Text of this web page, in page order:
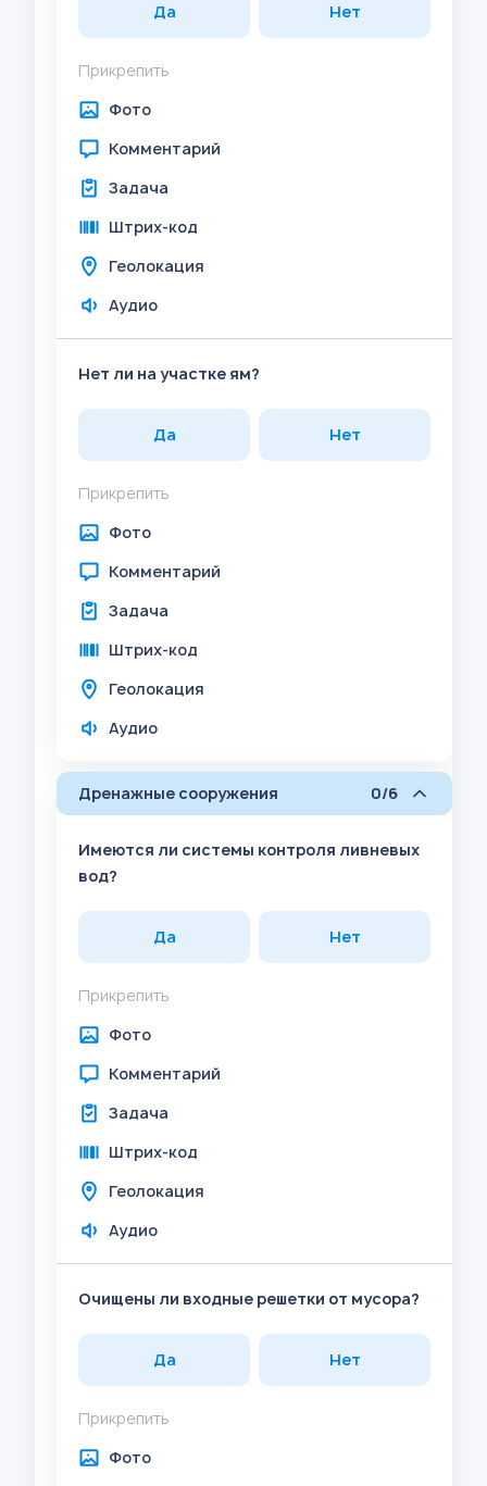
Да Нет
Прикрепить
Фото
Комментарий
Задача
Штрих-код
Геолокация
Аудио
Нет ли на участке ям?
Да Нет
Прикрепить
Фото
Комментарий
Задача
Штрих-код
Геолокация
Аудио
Дренажные сооружения 0/6
Имеются ли системы контроля ливневых
вод?
Да Нет
Прикрепить
Фото
Комментарий
Задача
Штрих-код
Геолокация
Аудио
Очищены ли входные решетки от мусора?
Да Нет
Прикрепить
Фото